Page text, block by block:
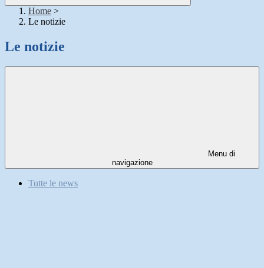
Home >
Le notizie
Le notizie
Menu di
navigazione
Tutte le news